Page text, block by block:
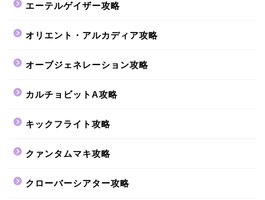
エーテルゲイザー攻略
オリエント・アルカディア攻略
オーブジェネレーション攻略
カルチョビットA攻略
キックフライト攻略
クァンタムマキ攻略
クローバーシアター攻略